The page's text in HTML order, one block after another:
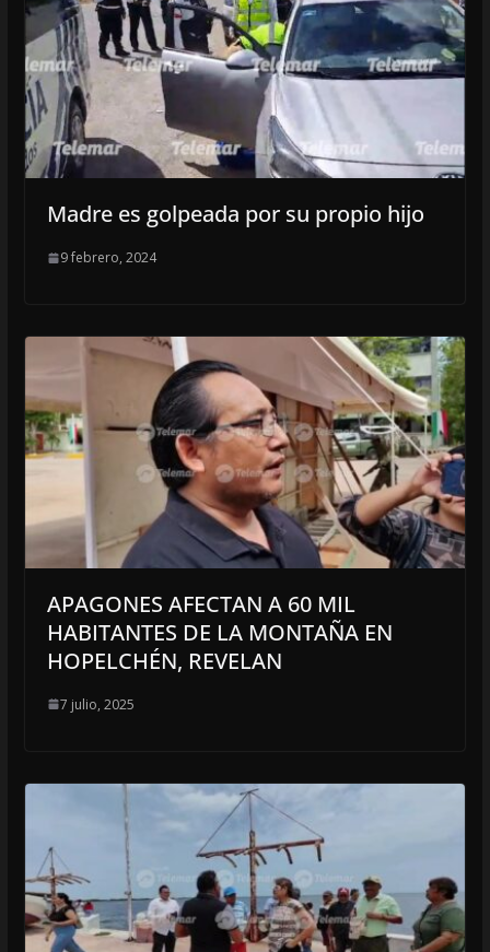
Madre es golpeada por su propio hijo
9 febrero, 2024
APAGONES AFECTAN A 60 MIL
HABITANTES DE LA MONTAÑA EN
HOPELCHÉN, REVELAN
7 julio, 2025